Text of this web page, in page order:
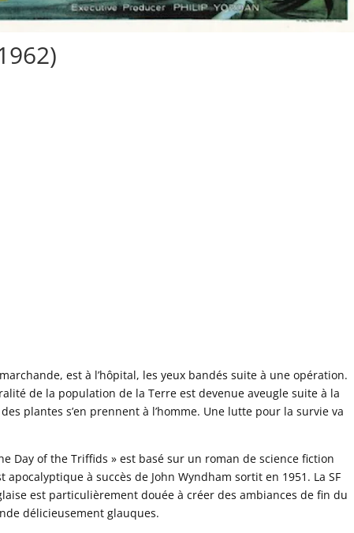
est à l’hôpital, les yeux bandés suite à une opération.
de la population de la Terre est devenue aveugle suite à la
plantes s’en prennent à l’homme. Une lutte pour la survie va
Day of the Triffids » est basé sur un roman de science fiction
apocalyptique à succès de John Wyndham sortit en 1951. La SF
est particulièrement douée à créer des ambiances de fin du
délicieusement glauques.